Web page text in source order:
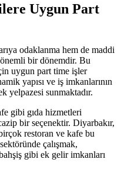
Uygun Part
odaklanma hem de maddi
bir dönemdir. Bu
uygun part time işler
yapısı ve iş imkanlarının
yelpazesi sunmaktadır.
gibi gıda hizmetleri
bir seçenektir. Diyarbakır,
restoran ve kafe bu
çalışmak,
gibi ek gelir imkanları